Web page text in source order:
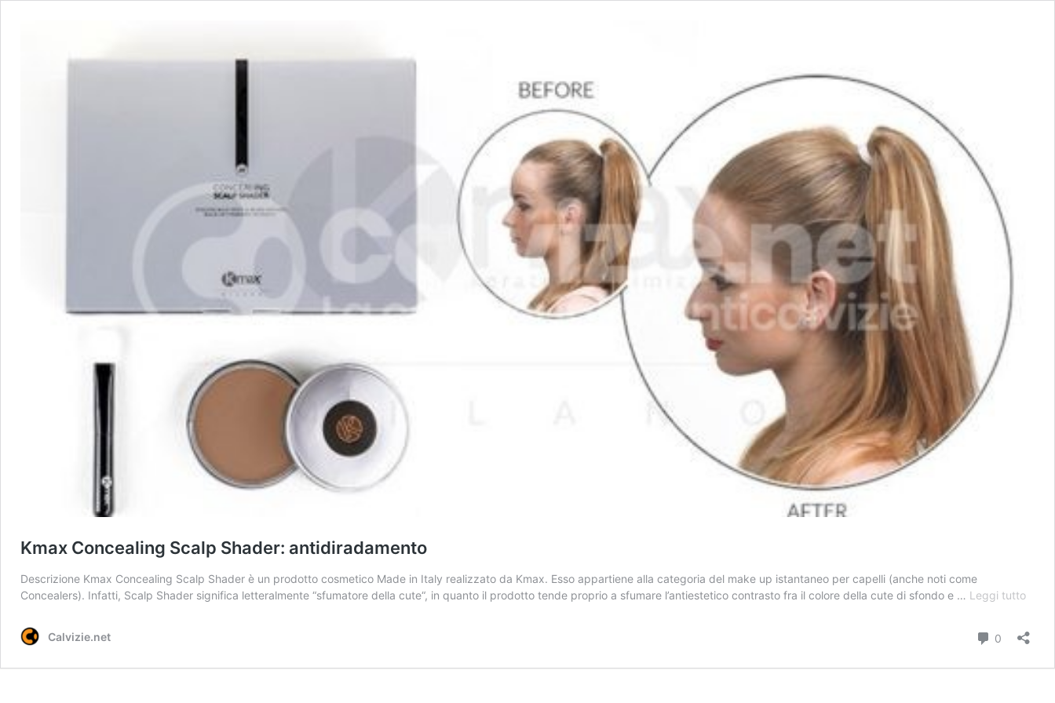
Kmax Concealing Scalp Shader: antidiradamento
Descrizione Kmax Concealing Scalp Shader è un prodotto cosmetico Made in Italy realizzato da Kmax. Esso appartiene alla categoria del make up istantaneo per capelli (anche noti come
Concealers). Infatti, Scalp Shader significa letteralmente “sfumatore della cute“, in quanto il prodotto tende proprio a sfumare l’antiestetico contrasto fra il colore della cute di sfondo e … Leggi tuttoKmax
Calvizie.net 0 Commenti